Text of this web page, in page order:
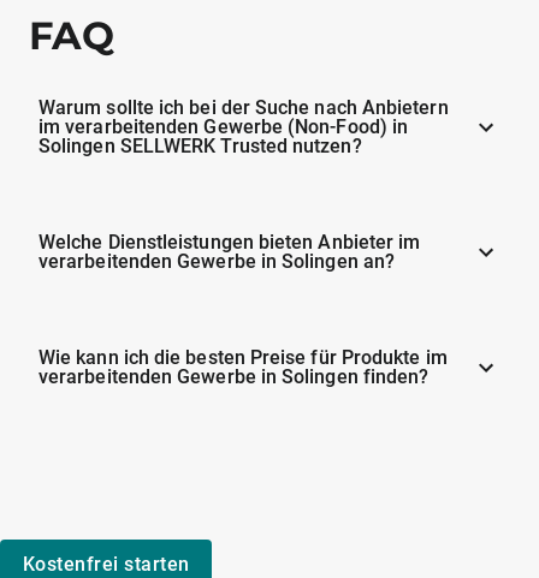
FAQ
Warum sollte ich bei der Suche nach Anbietern
im verarbeitenden Gewerbe (Non-Food) in
Solingen SELLWERK Trusted nutzen?
Welche Dienstleistungen bieten Anbieter im
verarbeitenden Gewerbe in Solingen an?
Wie kann ich die besten Preise für Produkte im
verarbeitenden Gewerbe in Solingen finden?
Kostenfrei starten